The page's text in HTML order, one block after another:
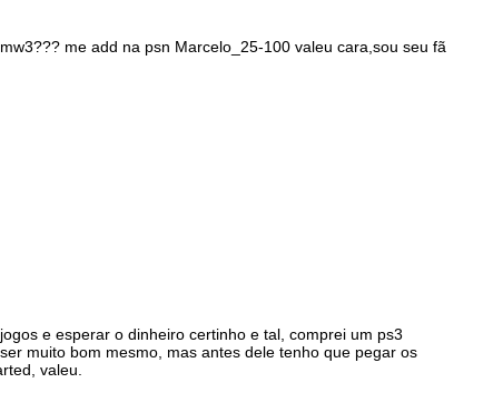
me add na psn Marcelo_25-100 valeu cara,sou seu fã
e esperar o dinheiro certinho e tal, comprei um ps3
muito bom mesmo, mas antes dele tenho que pegar os
valeu.